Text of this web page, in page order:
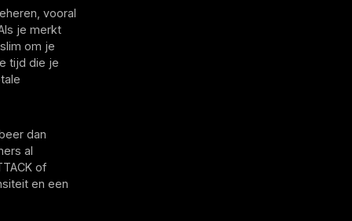
vooral
je merkt
om je
tijd die je
dan
al
of
en een